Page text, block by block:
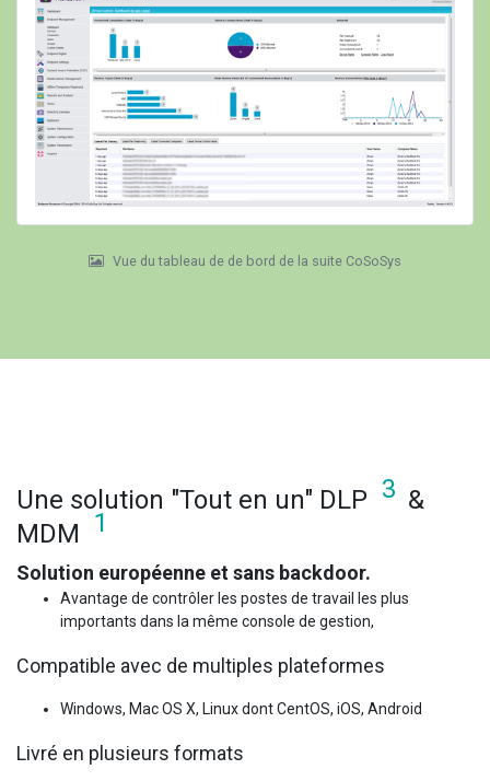
Vue du tableau de de bord de la suite CoSoSys
Une solution "Tout en un" DLP 3 &
MDM 1
Solution européenne et sans backdoor.
Avantage de contrôler les postes de travail les plus
importants dans la même console de gestion,
Compatible avec de multiples plateformes
Windows, Mac OS X, Linux dont CentOS, iOS, Android
Livré en plusieurs formats